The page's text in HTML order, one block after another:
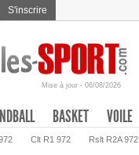
S'inscrire
Mise à jour - 06/08/2026
Clt R1 972 Rslt R2A 972
BASKET VOILE